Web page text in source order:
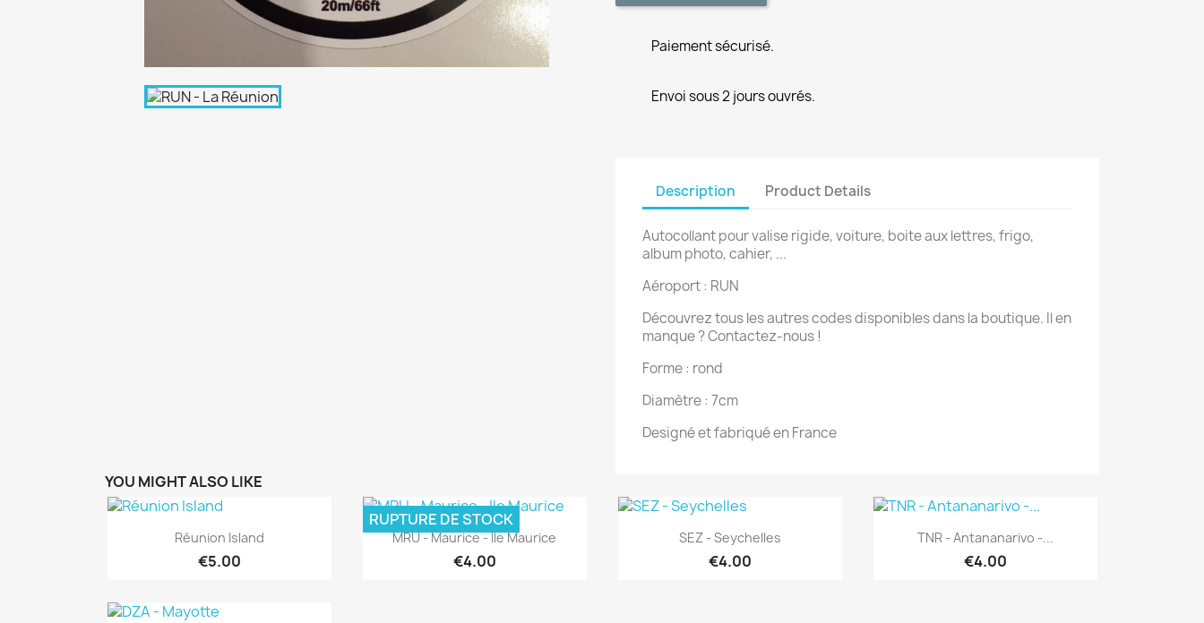
Paiement sécurisé.
Envoi sous 2 jours ouvrés.
Description Product Details
Autocollant pour valise rigide, voiture, boite aux lettres, frigo,
album photo, cahier, ...
Aéroport : RUN
Découvrez tous les autres codes disponibles dans la boutique. Il en
manque ? Contactez-nous !
Forme : rond
Diamètre : 7cm
Designé et fabriqué en France
YOU MIGHT ALSO LIKE
Quick view
Réunion Island
€5.00
Quick view
MRU - Maurice - Ile Maurice
€4.00
RUPTURE DE STOCK
 Quick view
SEZ - Seychelles
€4.00
Quick view
TNR - Antananarivo -...
€4.00